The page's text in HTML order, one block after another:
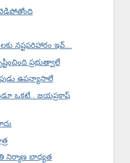
చెడిపోతోంది
నష్టపరిహారం ఇవ్...
ప్రభుత్వాలే
ఉపన్యాసాలే
ఒకటే.. జయప్రకాష్
నిర్మాణ బాధ్యత